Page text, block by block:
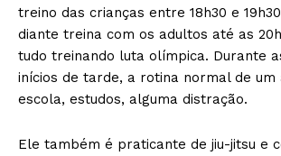
treino das crianças entre 18h30 e
diante treina com os adultos até as
tudo treinando luta olímpica. Durante
inícios de tarde, a rotina normal de um
escola, estudos, alguma distração.
Ele também é praticante de jiu-jitsu e